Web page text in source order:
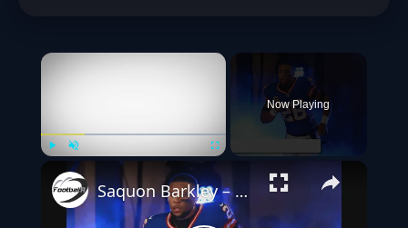
×
Unmute
Now Playing
Saquon Barkley – Giants Running Back denkt über Teamwechsel nach